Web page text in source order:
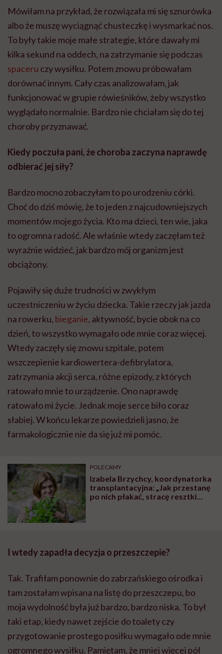
Mówiłam na przykład, że rozwiązała mi się sznurówka
albo że muszę wyciągnąć chusteczkę i wysmarkać nos.
To były takie moje małe strategie, które dawały mi
kilka sekund na oddech, na zatrzymanie się podczas
spaceru czy wysiłku. Potem znowu próbowałam
dorównać innym. Cały czas analizowałam, jak
funkcjonować w grupie rówieśników, żeby wszystko
wyglądało normalnie. Bardzo nie chciałam się do tej
choroby przyznawać.
Kiedy poczuła pani, że choroba zaczyna naprawdę
odbierać jej siły?
Bardzo mocno zobaczyłam to po urodzeniu córki.
Choć do dziś mówię, że to jeden z najcudowniejszych
momentów mojego życia. Kto ma dzieci, ten wie, jaka
to ogromna radość. Ale właśnie wtedy zaczęłam też
wyraźnie widzieć, jak bardzo mój organizm jest
obciążony.
Pojawiły się duże trudności w zwykłym
uczestniczeniu w życiu dziecka. Takie rzeczy jak jazda
na rowerku, bieganie, aktywność, bycie obok na co
dzień, to wszystko wymagało ode mnie coraz więcej.
Wtedy zaczęły się znowu szpitale, potem
wszczepienie kardiowertera-defibrylatora,
zatrzymania akcji serca, różne epizody, z których
ratowało mnie to urządzenie. Ono naprawdę
ratowało mi życie. Jednak moje serce biło coraz
słabiej. W końcu lekarze powiedzieli jasno, że
farmakologicznie nie da się już mi pomóc.
POLECAMY
Izabela Brzychcy, koordynatorka
transplantacyjna: „Jak przestanę
po nich płakać, stracę resztki
I wtedy zapadła decyzja o przeszczepie?
Tak. Trafiłam ponownie do zabrzańskiego ośrodka i
tam zostałam wpisana na listę do przeszczepu, bo
moja wydolność była już bardzo, bardzo niska. To był
taki etap, kiedy nawet zejście do toalety czy
przygotowanie prostego posiłku wymagało ode mnie
ogromnego wysiłku. Pamiętam, że mniej więcej pół